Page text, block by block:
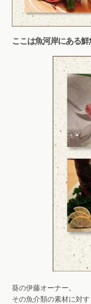
ここは魚河岸にある鮮
葵の伊藤オーナー。
その魚介類の素材に対